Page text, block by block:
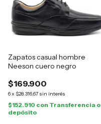
Zapatos casual hombre
Neeson cuero negro
$169.900
6x $28.316,67 sin interés
$152.910 con Transferencia o
depósito